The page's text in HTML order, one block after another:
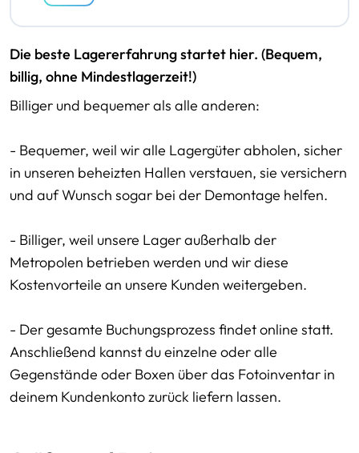
Die beste Lagererfahrung startet hier. (Bequem,
billig, ohne Mindestlagerzeit!)
Billiger und bequemer als alle anderen:
- Bequemer, weil wir alle Lagergüter abholen, sicher
in unseren beheizten Hallen verstauen, sie versichern
und auf Wunsch sogar bei der Demontage helfen.
- Billiger, weil unsere Lager außerhalb der
Metropolen betrieben werden und wir diese
Kostenvorteile an unsere Kunden weitergeben.
- Der gesamte Buchungsprozess findet online statt.
Anschließend kannst du einzelne oder alle
Gegenstände oder Boxen über das Fotoinventar in
deinem Kundenkonto zurück liefern lassen.